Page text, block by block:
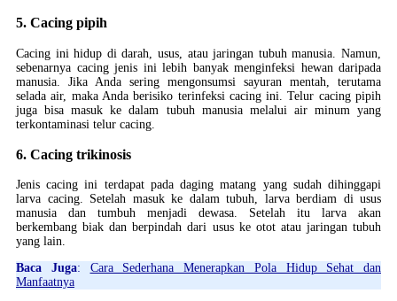
5. Cacing pipih
Cacing ini hidup di darah, usus, atau jaringan tubuh manusia. Namun,
sebenarnya cacing jenis ini lebih banyak menginfeksi hewan daripada
manusia. Jika Anda sering mengonsumsi sayuran mentah, terutama
selada air, maka Anda berisiko terinfeksi cacing ini. Telur cacing pipih
juga bisa masuk ke dalam tubuh manusia melalui air minum yang
terkontaminasi telur cacing.
6. Cacing trikinosis
Jenis cacing ini terdapat pada daging matang yang sudah dihinggapi
larva cacing. Setelah masuk ke dalam tubuh, larva berdiam di usus
manusia dan tumbuh menjadi dewasa. Setelah itu larva akan
berkembang biak dan berpindah dari usus ke otot atau jaringan tubuh
yang lain.
Baca Juga: Cara Sederhana Menerapkan Pola Hidup Sehat dan
Manfaatnya